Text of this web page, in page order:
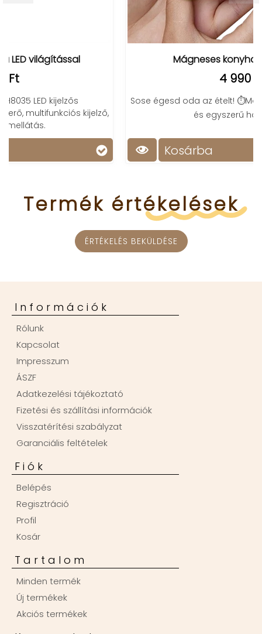
Mágneses konyhai időzítő óra
Sose égesd oda az ételt! ⏱️Modern digitális, praktikus
és egyszerű használat.
Kosárba
Termék értékelések
ÉRTÉKELÉS BEKÜLDÉSE
Információk
Rólunk
Kapcsolat
Impresszum
ÁSZF
Adatkezelési tájékoztató
Fizetési és szállítási információk
Visszatérítési szabályzat
Garanciális feltételek
Fiók
Belépés
Regisztráció
Profil
Kosár
Tartalom
Minden termék
Új termékek
Akciós termékek